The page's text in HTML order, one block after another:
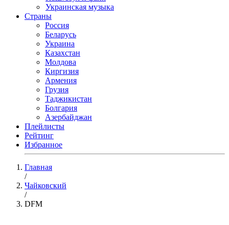
Украинская музыка
Страны
Россия
Беларусь
Украина
Казахстан
Молдова
Киргизия
Армения
Грузия
Таджикистан
Болгария
Азербайджан
Плейлисты
Рейтинг
Избранное
Главная
/
Чайковский
/
DFM